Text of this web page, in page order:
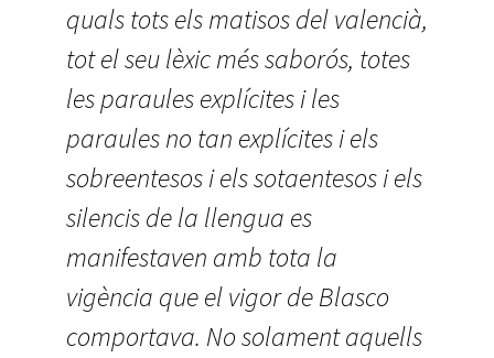
quals tots els matisos del valencià,
tot el seu lèxic més saborós, totes
les paraules explícites i les
paraules no tan explícites i els
sobreentesos i els sotaentesos i els
silencis de la llengua es
manifestaven amb tota la
vigència que el vigor de Blasco
comportava. No solament aquells